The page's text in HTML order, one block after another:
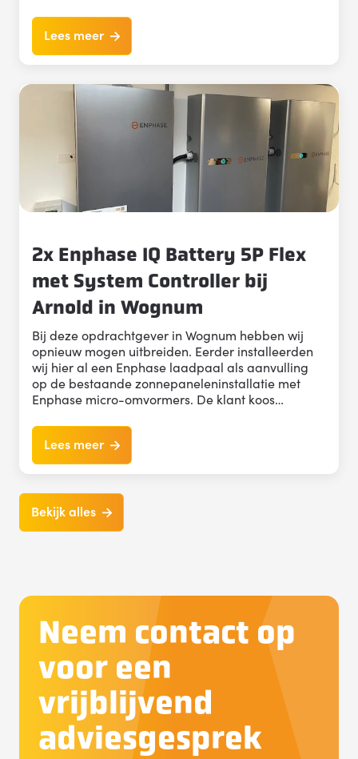
Lees meer
2x Enphase IQ Battery 5P Flex
met System Controller bij
Arnold in Wognum
Bij deze opdrachtgever in Wognum hebben wij
opnieuw mogen uitbreiden. Eerder installeerden
wij hier al een Enphase laadpaal als aanvulling
op de bestaande zonnepaneleninstallatie met
Enphase micro-omvormers. De klant koos…
Lees meer
Bekijk alles
Neem contact op
voor een
vrijblijvend
adviesgesprek